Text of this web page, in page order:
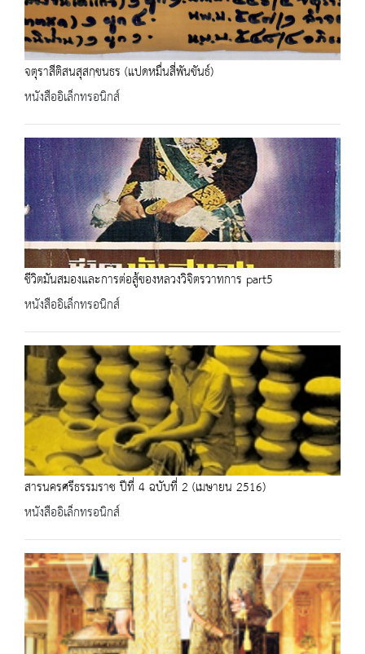
จตุราสีติสนสุสกฺขนธร (แปดหมื่นสี่พันขันธ์)
หนังสืออิเล็กทรอนิกส์
ชีวิตมันสมองและการต่อสู้ของหลวงวิจิตรวาทการ part5
หนังสืออิเล็กทรอนิกส์
สารนครศรีธรรมราช ปีที่ 4 ฉบับที่ 2 (เมษายน 2516)
หนังสืออิเล็กทรอนิกส์